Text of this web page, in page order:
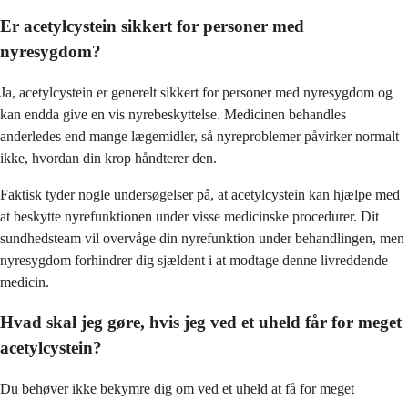
Er acetylcystein sikkert for personer med
nyresygdom?
Ja, acetylcystein er generelt sikkert for personer med nyresygdom og
kan endda give en vis nyrebeskyttelse. Medicinen behandles
anderledes end mange lægemidler, så nyreproblemer påvirker normalt
ikke, hvordan din krop håndterer den.
Faktisk tyder nogle undersøgelser på, at acetylcystein kan hjælpe med
at beskytte nyrefunktionen under visse medicinske procedurer. Dit
sundhedsteam vil overvåge din nyrefunktion under behandlingen, men
nyresygdom forhindrer dig sjældent i at modtage denne livreddende
medicin.
Hvad skal jeg gøre, hvis jeg ved et uheld får for meget
acetylcystein?
Du behøver ikke bekymre dig om ved et uheld at få for meget